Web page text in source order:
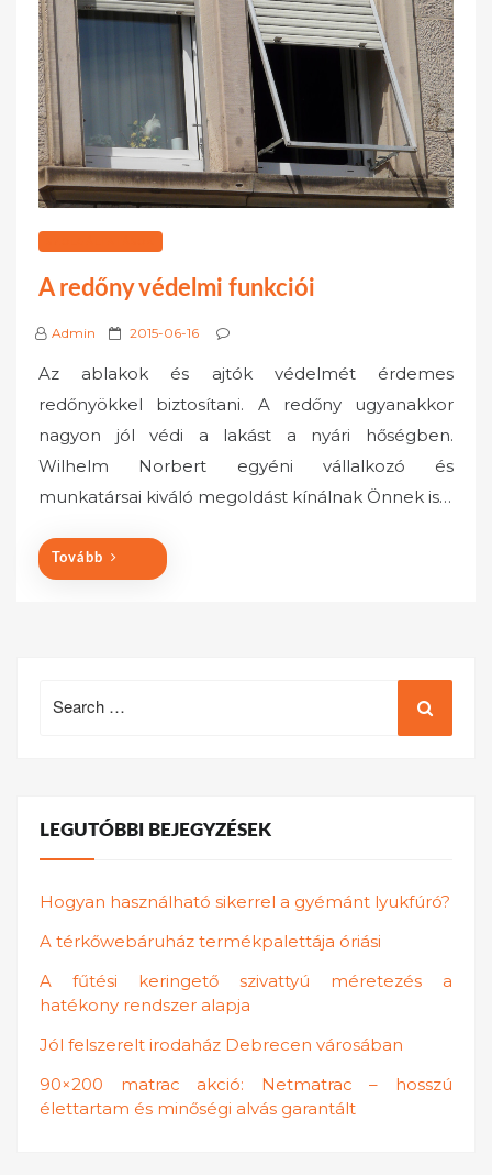
A redőny védelmi funkciói
Admin
P
s
t
e
o
2015-06-16
Az ablakok és ajtók védelmét érdemes
redőnyökkel biztosítani. A redőny ugyanakkor
nagyon jól védi a lakást a nyári hőségben.
Wilhelm Norbert egyéni vállalkozó és
munkatársai kiváló megoldást kínálnak Önnek is…
Tovább
for:
LEGUTÓBBI BEJEGYZÉSEK
Hogyan használható sikerrel a gyémánt lyukfúró?
A térkőwebáruház termékpalettája óriási
A fűtési keringető szivattyú méretezés a
hatékony rendszer alapja
Jól felszerelt irodaház Debrecen városában
90×200 matrac akció: Netmatrac – hosszú
élettartam és minőségi alvás garantált